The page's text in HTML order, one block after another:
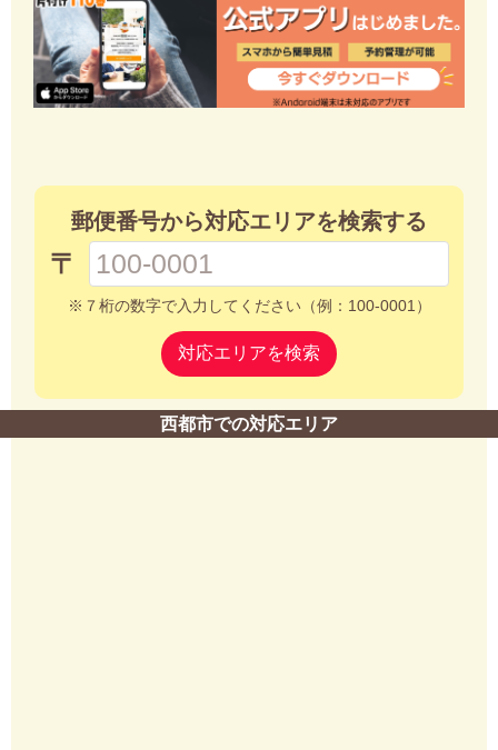
郵便番号から対応エリアを検索する
〒
※７桁の数字で入力してください（例：100-0001）
対応エリアを検索
西都市での対応エリア